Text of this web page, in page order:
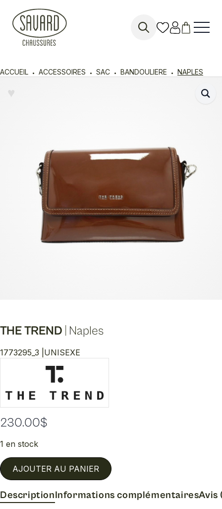
ACCUEIL ACCESSOIRES SAC BANDOULIERE NAPLES
THE TREND Naples
1773295_3 | UNISEXE
230.00$
1 en stock
AJOUTER AU PANIER
DescriptionInformations complémentairesAvis